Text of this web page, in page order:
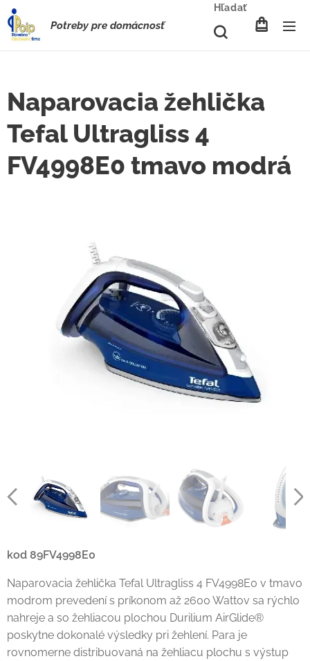
Potreby pre domácnosť
Hľadať
Naparovacia žehlička
Tefal Ultragliss 4
FV4998E0 tmavo modrá
kod 89FV4998E0
Naparovacia žehlička Tefal Ultragliss 4 FV4998E0 v tmavo
modrom prevedení s príkonom až 2600 Wattov sa rýchlo
nahreje a so žehliacou plochou Durilium AirGlide®
poskytne dokonalé výsledky pri žehlení. Para je
rovnomerne distribuovaná na žehliacu plochu s výstup